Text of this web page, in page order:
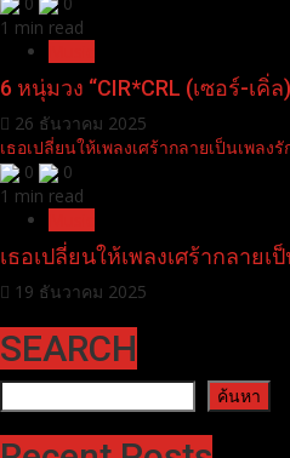
1 min read
6 หนุ่มวง “CIR*CRL (เซอร์-เคิ่
26 ธันวาคม 2025
เธอเปลี่ยนให้เพลงเศร้ากลายเป็นเพลง
0
0
1 min read
เธอเปลี่ยนให้เพลงเศร้ากลายเ
19 ธันวาคม 2025
SEARCH
ค้นหา ค้นหา